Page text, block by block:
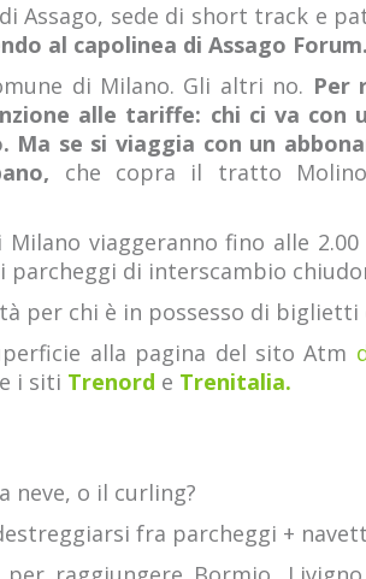
Assago, sede di short track e
al capolinea di Assago Forum.
di Milano. Gli altri no. Per
alle tariffe: chi ci va con
Ma se si viaggia con un
che copra il tratto
viaggeranno fino alle
parcheggi di interscambio
per chi è in possesso di biglietti
alla pagina del sito Atm
i siti Trenord e Trenitalia.
neve, o il curling?
fra parcheggi +